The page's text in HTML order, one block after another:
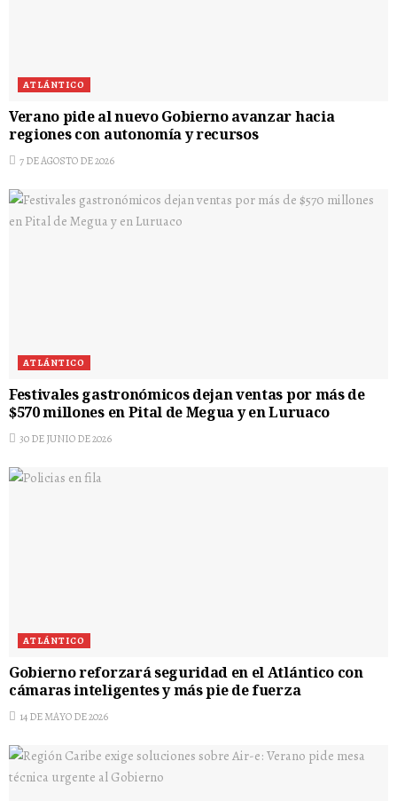
ATLÁNTICO
Verano pide al nuevo Gobierno avanzar hacia
regiones con autonomía y recursos
7 DE AGOSTO DE 2026
ATLÁNTICO
Festivales gastronómicos dejan ventas por más de
$570 millones en Pital de Megua y en Luruaco
30 DE JUNIO DE 2026
ATLÁNTICO
Gobierno reforzará seguridad en el Atlántico con
cámaras inteligentes y más pie de fuerza
14 DE MAYO DE 2026